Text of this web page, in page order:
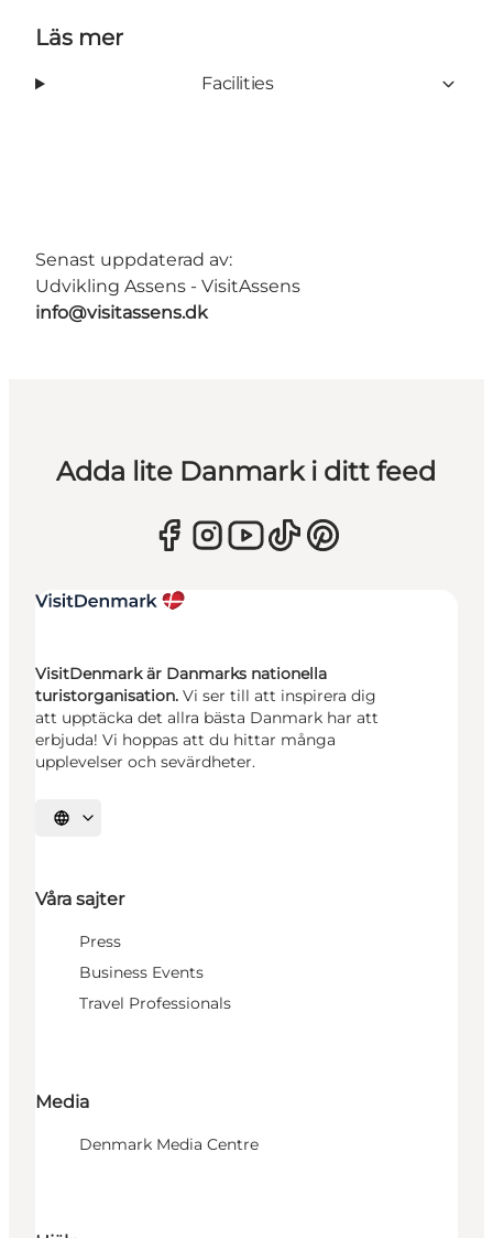
Läs mer
Facilities
Senast uppdaterad av:
Udvikling Assens - VisitAssens
info@visitassens.dk
Adda lite Danmark i ditt feed
VisitDenmark är Danmarks nationella
turistorganisation. Vi ser till att inspirera dig
att upptäcka det allra bästa Danmark har att
erbjuda! Vi hoppas att du hittar många
upplevelser och sevärdheter.
Välj språk
Våra sajter
Press
Business Events
Travel Professionals
Media
Denmark Media Centre